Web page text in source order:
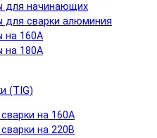
для начинающих
для сварки алюминия
на 160А
на 180А
(TIG)
на 160А
на 220В